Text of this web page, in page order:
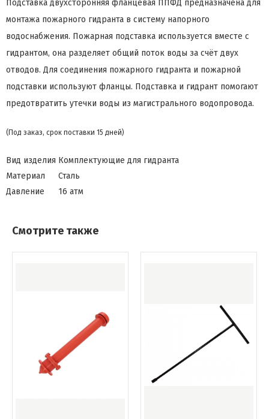
Подставка двухсторонняя фланцевая ППФД предназначена для
монтажа пожарного гидранта в систему напорного
водоснабжения. Пожарная подставка используется вместе с
гидрантом, она разделяет общий поток воды за счёт двух
отводов. Для соединения пожарного гидранта и пожарной
подставки используют фланцы. Подставка и гидрант помогают
предотвратить утечки воды из магистрального водопровода.
(Под заказ, срок поставки 15 дней)
Вид изделия Комплектующие для гидранта
Материал
Сталь
Давление
16 атм
Смотрите также